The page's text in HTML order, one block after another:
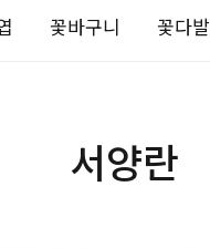
꽃바구니 꽃다발
서양란